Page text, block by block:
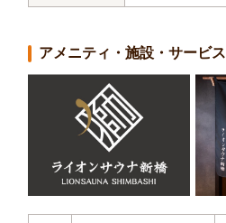
アメニティ・施設・サービス